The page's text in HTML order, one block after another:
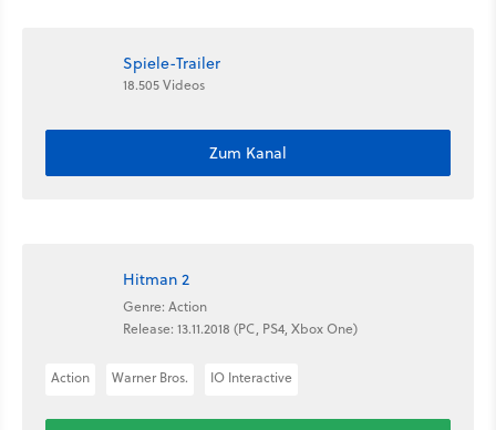
Spiele-Trailer
18.505 Videos
Zum Kanal
Hitman 2
Genre: Action
Release: 13.11.2018 (PC, PS4, Xbox One)
Action Warner Bros. IO Interactive